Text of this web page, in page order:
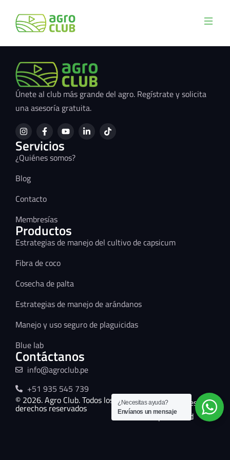
Únete al club más grande del agro. Regístrate y solicita
una asesoría gratuita.
Servicios
¿Quiénes somos?
Blog
Contacto
Membresías
Productos
Estrategias de manejo del cultivo de capsicum
Fibra de coco
Cosecha de palta
Estrategias de manejo de arándanos
Manejo y uso seguro de plaguicidas
Blue lab
Contáctanos
info@agroclub.pe
+51 935 545 739
© 2026. Agro Club. Todos los
derechos reservados
Términos y condiciones
Políticas de privacidad
¿Necesitas ayuda?
Envíanos un mensaje